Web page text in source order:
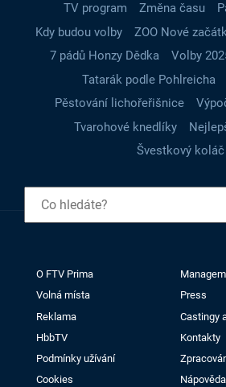
TV program
Změna času
Kdy budou volby
ZOO Nové
7 pádů Honzy Dědka
Volby
Tatarák podle Pohlreicha
Pěstování lichořeřišnice
Tvarohové knedlíky
Švestkový koláč
O FTV Prima
Volná místa
Press
Reklama
Castingy
HbbTV
Kontakty
Podmínky užívání
Cookies
Nápověda